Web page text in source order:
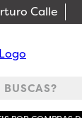
Calle